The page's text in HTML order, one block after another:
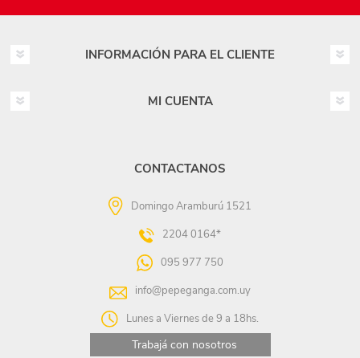
INFORMACIÓN PARA EL CLIENTE
MI CUENTA
CONTACTANOS
Domingo Aramburú 1521
2204 0164*
095 977 750
info@pepeganga.com.uy
Lunes a Viernes de 9 a 18hs.
Trabajá con nosotros